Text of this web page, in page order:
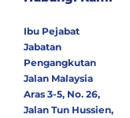
Ibu Pejabat
Jabatan
Pengangkutan
Jalan Malaysia
Aras 3-5, No. 26,
Jalan Tun Hussien,